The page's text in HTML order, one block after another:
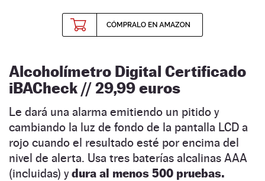
Alcoholímetro Digital Certificado
iBACheck // 29,99euros
Le dará una alarma emitiendo un pitido y
cambiando la luz de fondo de la pantalla LCD a
rojo cuando el resultado esté por encima del
nivel de alerta. Usa tres baterías alcalinas AAA
(incluidas) ydura al menos 500 pruebas.